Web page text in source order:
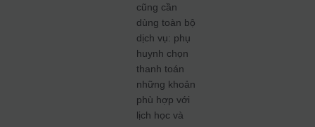
cũng cần
dùng toàn bộ
dịch vụ: phụ
huynh chọn
thanh toán
những khoản
phù hợp với
lịch học và